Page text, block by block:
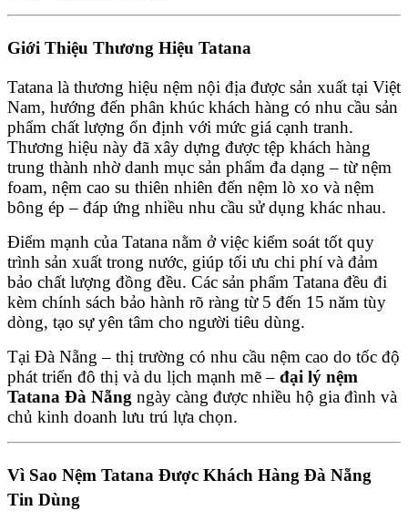
Giới Thiệu Thương Hiệu Tatana
Tatana là thương hiệu nệm nội địa được sản xuất tại Việt
Nam, hướng đến phân khúc khách hàng có nhu cầu sản
phẩm chất lượng ổn định với mức giá cạnh tranh.
Thương hiệu này đã xây dựng được tệp khách hàng
trung thành nhờ danh mục sản phẩm đa dạng – từ nệm
foam, nệm cao su thiên nhiên đến nệm lò xo và nệm
bông ép – đáp ứng nhiều nhu cầu sử dụng khác nhau.
Điểm mạnh của Tatana nằm ở việc kiểm soát tốt quy
trình sản xuất trong nước, giúp tối ưu chi phí và đảm
bảo chất lượng đồng đều. Các sản phẩm Tatana đều đi
kèm chính sách bảo hành rõ ràng từ 5 đến 15 năm tùy
dòng, tạo sự yên tâm cho người tiêu dùng.
Tại Đà Nẵng – thị trường có nhu cầu nệm cao do tốc độ
phát triển đô thị và du lịch mạnh mẽ – đại lý nệm
Tatana Đà Nẵng ngày càng được nhiều hộ gia đình và
chủ kinh doanh lưu trú lựa chọn.
Vì Sao Nệm Tatana Được Khách Hàng Đà Nẵng
Tin Dùng